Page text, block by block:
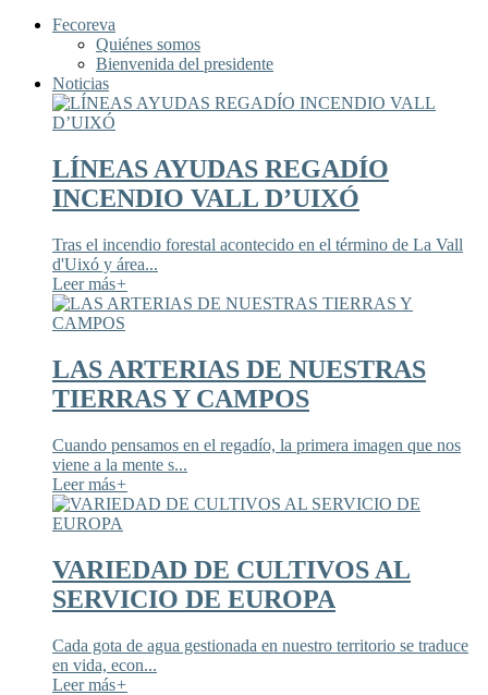
Fecoreva
Quiénes somos
Bienvenida del presidente
Noticias
LÍNEAS AYUDAS REGADÍO
INCENDIO VALL D’UIXÓ
Tras el incendio forestal acontecido en el término de La Vall
d'Uixó y área...
Leer más+
LAS ARTERIAS DE NUESTRAS
TIERRAS Y CAMPOS
Cuando pensamos en el regadío, la primera imagen que nos
viene a la mente s...
Leer más+
VARIEDAD DE CULTIVOS AL
SERVICIO DE EUROPA
Cada gota de agua gestionada en nuestro territorio se traduce
en vida, econ...
Leer más+